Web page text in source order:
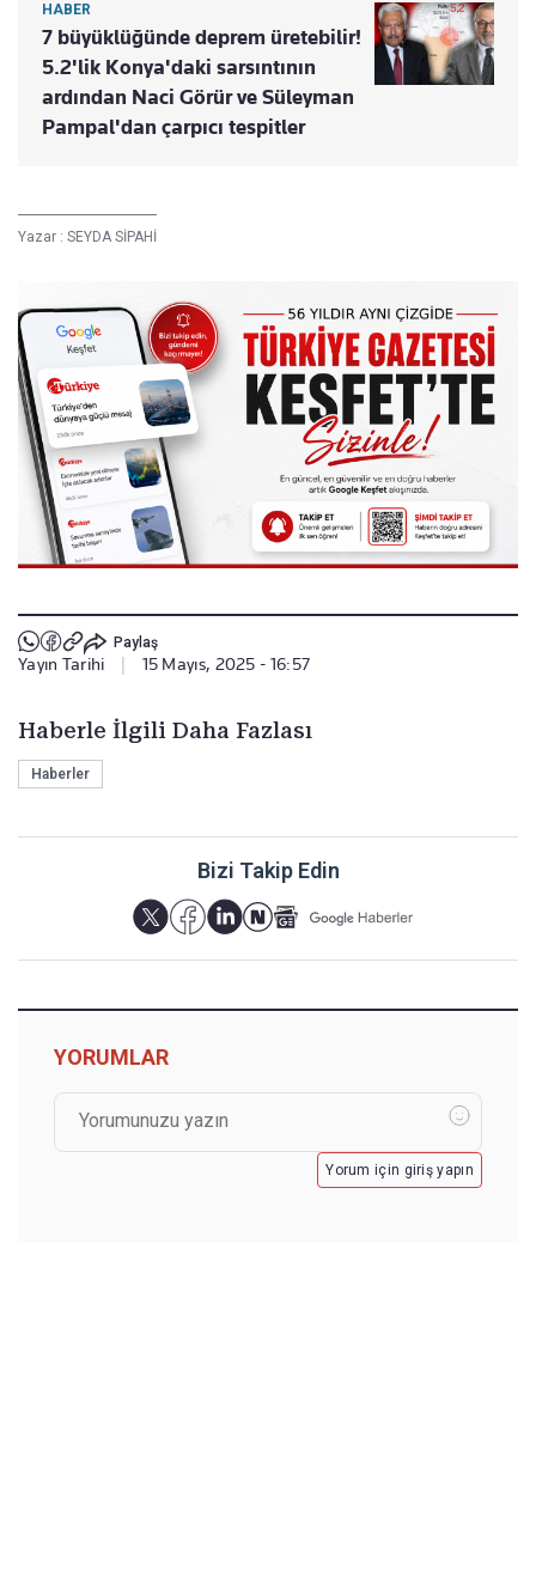
HABER
7 büyüklüğünde deprem üretebilir!
5.2'lik Konya'daki sarsıntının
ardından Naci Görür ve Süleyman
Pampal'dan çarpıcı tespitler
Yazar : SEYDA SİPAHİ
Paylaş
Yayın Tarihi 15 Mayıs, 2025 - 16:57
Haberle İlgili Daha Fazlası
Haberler
Bizi Takip Edin
YORUMLAR
Yorum için giriş yapın